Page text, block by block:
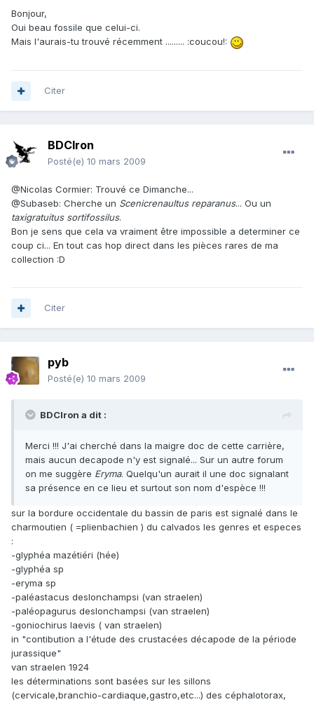
Bonjour,
Oui beau fossile que celui-ci.
Mais l'aurais-tu trouvé récemment ......... :coucou!:
Citer
BDCIron
Posté(e) 10 mars 2009
@Nicolas Cormier: Trouvé ce Dimanche...
@Subaseb: Cherche un Scenicrenaultus reparanus... Ou un
taxigratuitus sortifossilus.
Bon je sens que cela va vraiment être impossible a determiner ce
coup ci... En tout cas hop direct dans les pièces rares de ma
collection :D
Citer
pyb
Posté(e) 10 mars 2009
BDCIron a dit :
Merci !!! J'ai cherché dans la maigre doc de cette carrière,
mais aucun decapode n'y est signalé... Sur un autre forum
on me suggère Eryma. Quelqu'un aurait il une doc signalant
sa présence en ce lieu et surtout son nom d'espèce !!!
sur la bordure occidentale du bassin de paris est signalé dans le
charmoutien ( =plienbachien ) du calvados les genres et especes
:
-glyphéa mazétiéri (hée)
-glyphéa sp
-eryma sp
-paléastacus deslonchampsi (van straelen)
-paléopagurus deslonchampsi (van straelen)
-goniochirus laevis ( van straelen)
in "contibution a l'étude des crustacées décapode de la période
jurassique"
van straelen 1924
les déterminations sont basées sur les sillons
(cervicale,branchio-cardiaque,gastro,etc...) des céphalotorax,